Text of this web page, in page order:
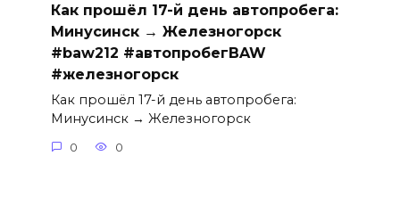
Как прошёл 17-й день автопробега:
Минусинск → Железногорск
#baw212 #автопробегBAW
#железногорск
Как прошёл 17-й день автопробега:
Минусинск → Железногорск
0 0